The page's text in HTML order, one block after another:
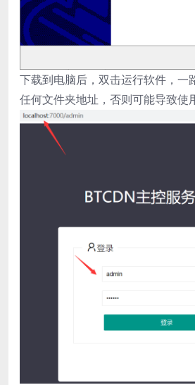
下载到电脑后，双击运行软件，一
任何文件夹地址，否则可能导致使